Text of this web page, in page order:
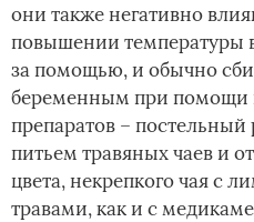
они также негативно
повышении температуры
за помощью, и обычно
беременным при помощи
препаратов –
питьем травяных чаев и
цвета, некрепкого чая с
травами, как и с